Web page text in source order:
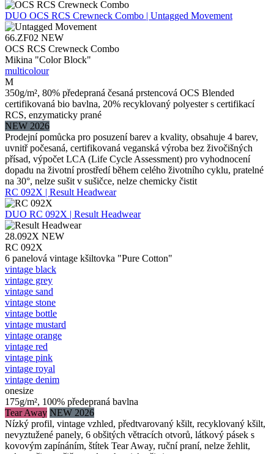
DUO OCS RCS Crewneck Combo | Untagged Movement
66.ZF02 NEW
OCS RCS Crewneck Combo
Mikina "Color Block"
multicolour
M
350g/m², 80% předepraná česaná prstencová OCS Blended
certifikovaná bio bavlna, 20% recyklovaný polyester s certifikací
RCS, enzymaticky prané
NEW 2026
Prodejní pomůcka pro posuzení barev a kvality, obsahuje 4 barev,
uvnitř počesaná, certifikovaná veganská výroba bez živočišných
přísad, výpočet LCA (Life Cycle Assessment) pro vyhodnocení
dopadu na životní prostředí během celého životního cyklu, pratelné
na 30°, nelze sušit v sušičce, nelze chemicky čistit
RC 092X | Result Headwear
DUO RC 092X | Result Headwear
28.092X NEW
RC 092X
6 panelová vintage kšiltovka "Pure Cotton"
vintage black
vintage grey
vintage sand
vintage stone
vintage bottle
vintage mustard
vintage orange
vintage red
vintage pink
vintage royal
vintage denim
onesize
175g/m², 100% předepraná bavlna
Tear Away NEW 2026
Nízký profil, vintage vzhled, předtvarovaný kšilt, recyklovaný kšilt,
nevyztužené panely, 6 obšitých větracích otvorů, látkový pásek s
kovovým zapínáním, štítek Tear Away, ruční praní, nelze žehlit,